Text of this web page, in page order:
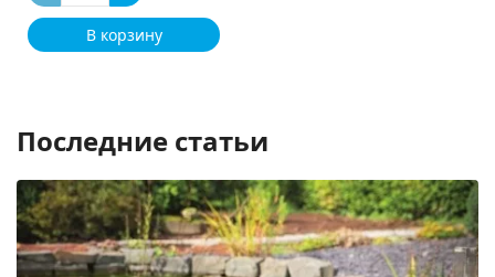
В корзину
Последние статьи